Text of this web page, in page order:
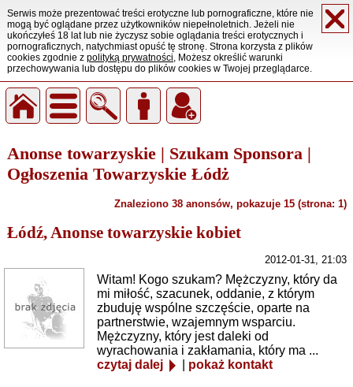
Serwis może prezentować treści erotyczne lub pornograficzne, które nie
mogą być oglądane przez użytkowników niepełnoletnich. Jeżeli nie
ukończyłeś 18 lat lub nie życzysz sobie oglądania treści erotycznych i
pornograficznych, natychmiast opuść tę stronę. Strona korzysta z plików
cookies zgodnie z polityką prywatności, Możesz określić warunki
przechowywania lub dostępu do plików cookies w Twojej przeglądarce.
Anonse towarzyskie | Szukam Sponsora |
Ogłoszenia Towarzyskie Łódż
Znaleziono 38 anonsów, pokazuje 15 (strona: 1)
Łódź, Anonse towarzyskie kobiet
2012-01-31, 21:03
Witam! Kogo szukam? Mężczyzny, który da
mi miłość, szacunek, oddanie, z którym
zbuduję wspólne szczęście, oparte na
partnerstwie, wzajemnym wsparciu.
Mężczyzny, który jest daleki od
wyrachowania i zakłamania, który ma ...
czytaj dalej
pokaż kontakt